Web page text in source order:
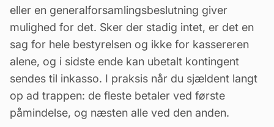
eller en generalforsamlingsbeslutning giver
mulighed for det. Sker der stadig intet, er det en
sag for hele bestyrelsen og ikke for kassereren
alene, og i sidste ende kan ubetalt kontingent
sendes til inkasso. I praksis når du sjældent langt
op ad trappen: de fleste betaler ved første
påmindelse, og næsten alle ved den anden.